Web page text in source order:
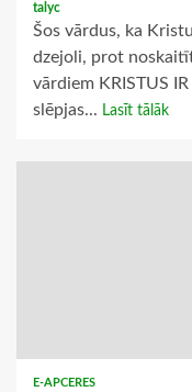
talyc
Šos vārdus, ka
dzejoli, prot
vārdiem KRISTUS
slēpjas... Lasīt tālāk
E-APCERES